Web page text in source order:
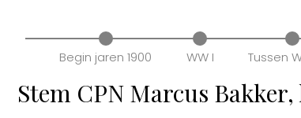
Begin jaren 1900 WW I Tussen
Stem CPN Marcus